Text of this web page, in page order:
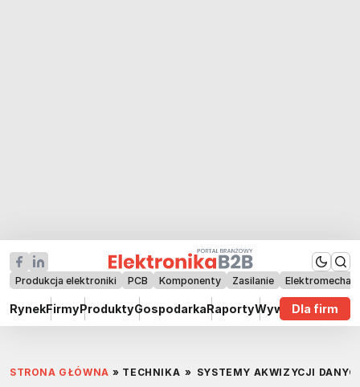
Produkcja elektroniki PCB Komponenty Zasilanie
RynekFirmyProduktyGospodarkaRaportyWywiadyDla firm
STRONA GŁÓWNA » TECHNIKA » SYSTEMY AKWIZYCJI